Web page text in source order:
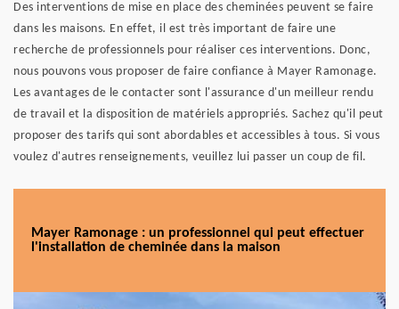
Des interventions de mise en place des cheminées peuvent se faire
dans les maisons. En effet, il est très important de faire une
recherche de professionnels pour réaliser ces interventions. Donc,
nous pouvons vous proposer de faire confiance à Mayer Ramonage.
Les avantages de le contacter sont l'assurance d'un meilleur rendu
de travail et la disposition de matériels appropriés. Sachez qu'il peut
proposer des tarifs qui sont abordables et accessibles à tous. Si vous
voulez d'autres renseignements, veuillez lui passer un coup de fil.
Mayer Ramonage : un professionnel qui peut effectuer
l'installation de cheminée dans la maison